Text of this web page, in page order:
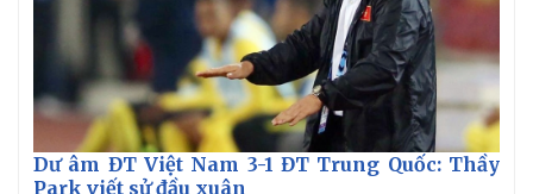
Thế giới
Quan sát
Multimedia
Dư âm ĐT Việt Nam 3-1 ĐT Trung Quốc: Thầy
Park viết sử đầu xuân